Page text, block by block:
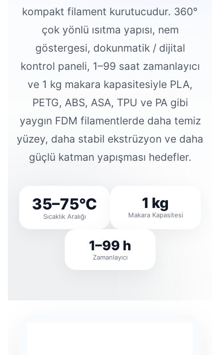
kompakt filament kurutucudur. 360°
çok yönlü ısıtma yapısı, nem
göstergesi, dokunmatik / dijital
kontrol paneli, 1–99 saat zamanlayıcı
ve 1 kg makara kapasitesiyle PLA,
PETG, ABS, ASA, TPU ve PA gibi
yaygın FDM filamentlerde daha temiz
yüzey, daha stabil ekstrüzyon ve daha
güçlü katman yapışması hedefler.
35–75°C
Sıcaklık Aralığı
1 kg
Makara Kapasitesi
1–99 h
Zamanlayıcı